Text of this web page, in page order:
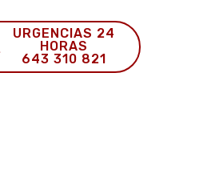
URGENCIAS 24
HORAS
643 310 821